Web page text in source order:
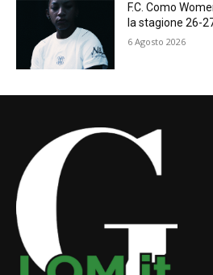
F.C. Como
la stagione 26-
6 Agosto 2026